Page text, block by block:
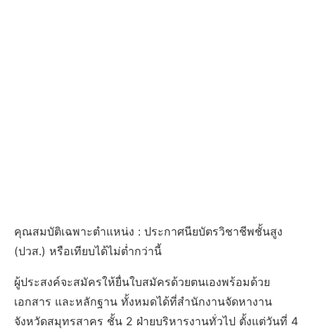
คุณสมบัติเฉพาะตำแหน่ง : ประกาศนียบัตรวิชาชีพชั้นสูง
(ปวส.) หรือเทียบได้ไม่ต่ำกว่านี้
ผู้ประสงค์จะสมัครให้ยื่นใบสมัครด้วยตนเองพร้อมด้วย
เอกสาร และหลักฐาน ทั้งหมดได้ที่สํานักงานจัดหางาน
จังหวัดสมุทรสาคร ชั้น 2 ฝ่ายบริหารงานทั่วไป ตั้งแต่วันที่ 4